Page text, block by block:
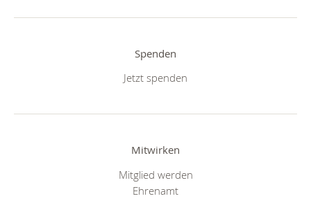
Spenden
Jetzt spenden
Mitwirken
Mitglied werden
Ehrenamt